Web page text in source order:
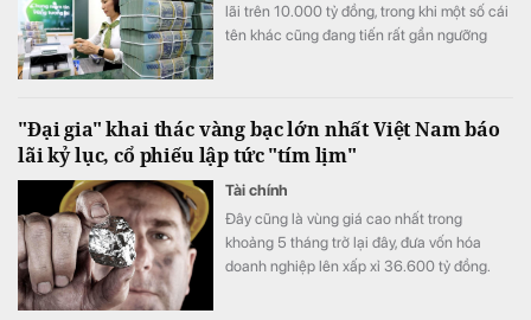
lãi trên 10.000 tỷ đồng, trong khi một số cái
tên khác cũng đang tiến rất gần ngưỡng
"Đại gia" khai thác vàng bạc lớn nhất Việt Nam báo
lãi kỷ lục, cổ phiếu lập tức "tím lịm"
Tài chính
Đây cũng là vùng giá cao nhất trong
khoảng 5 tháng trở lại đây, đưa vốn hóa
doanh nghiệp lên xấp xỉ 36.600 tỷ đồng.